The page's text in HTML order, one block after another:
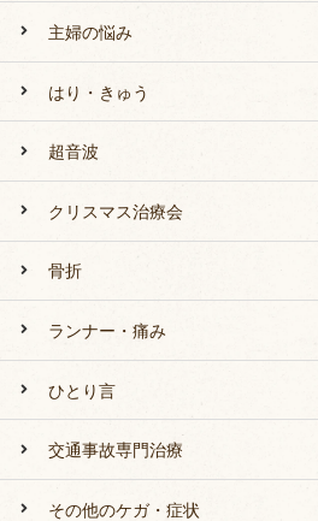
主婦の悩み
はり・きゅう
超音波
クリスマス治療会
骨折
ランナー・痛み
ひとり言
交通事故専門治療
その他のケガ・症状